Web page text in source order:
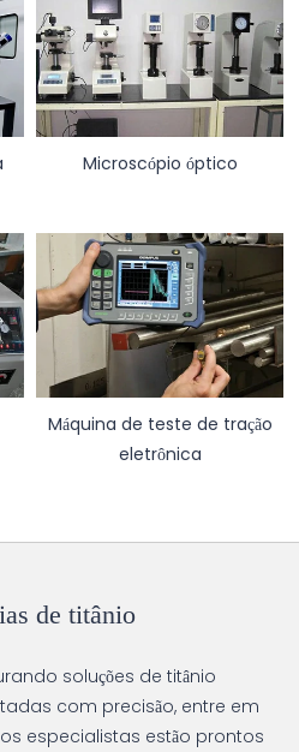
Microscópio óptico
Máquina de teste de tração
eletrônica
de titânio
soluções de titânio
com precisão, entre em
especialistas estão prontos